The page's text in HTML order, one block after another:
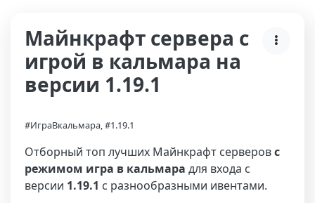
Майнкрафт сервера с
игрой в кальмара на
версии 1.19.1
#ИграВкальмара, #1.19.1
Отборный топ лучших Майнкрафт серверовс
режимом игра в кальмара для входа с
версии 1.19.1 с разнообразными ивентами.